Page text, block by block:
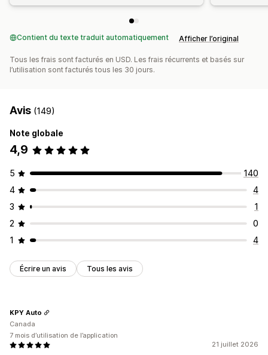
Contient du texte traduit automatiquement Afficher l’original
Tous les frais sont facturés en USD. Les frais récurrents et basés sur
l’utilisation sont facturés tous les 30 jours.
Avis (149)
Note globale
4,9
5
140
4
4
3
1
2
0
1
4
Écrire un avis Tous les avis
21 juillet 2026
KPY Auto
Canada
7 mois d’utilisation de l’application